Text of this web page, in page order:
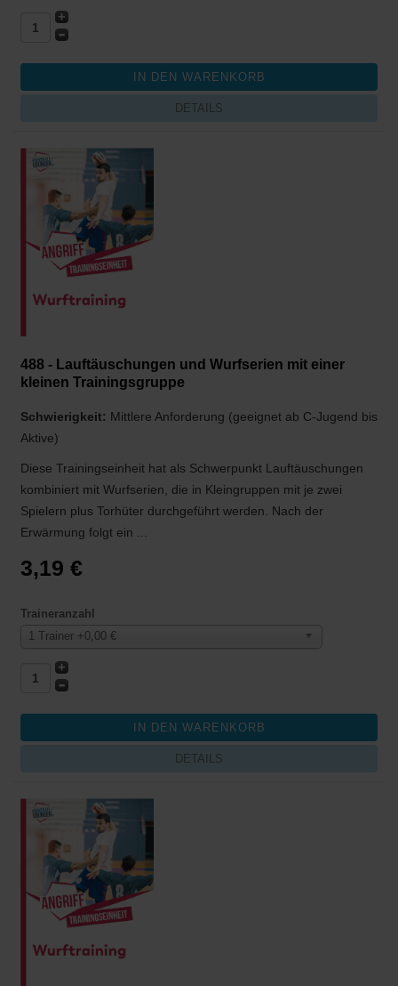
DETAILS
488 - Lauftäuschungen und Wurfserien mit einer
kleinen Trainingsgruppe
Schwierigkeit: Mittlere Anforderung (geeignet ab C-Jugend bis
Aktive)
Diese Trainingseinheit hat als Schwerpunkt Lauftäuschungen
kombiniert mit Wurfserien, die in Kleingruppen mit je zwei
Spielern plus Torhüter durchgeführt werden. Nach der
Erwärmung folgt ein ...
3,19 €
Traineranzahl
1 Trainer +0,00 €
DETAILS